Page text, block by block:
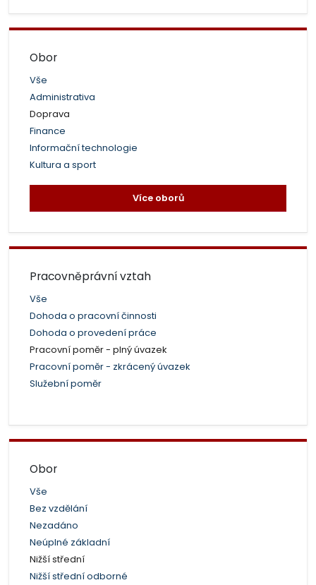
Obor
Vše
Administrativa
Doprava
Finance
Informační technologie
Kultura a sport
Více oborů
Pracovněprávní vztah
Vše
Dohoda o pracovní činnosti
Dohoda o provedení práce
Pracovní poměr - plný úvazek
Pracovní poměr - zkrácený úvazek
Služební poměr
Obor
Vše
Bez vzdělání
Nezadáno
Neúplné základní
Nižší střední
Nižší střední odborné